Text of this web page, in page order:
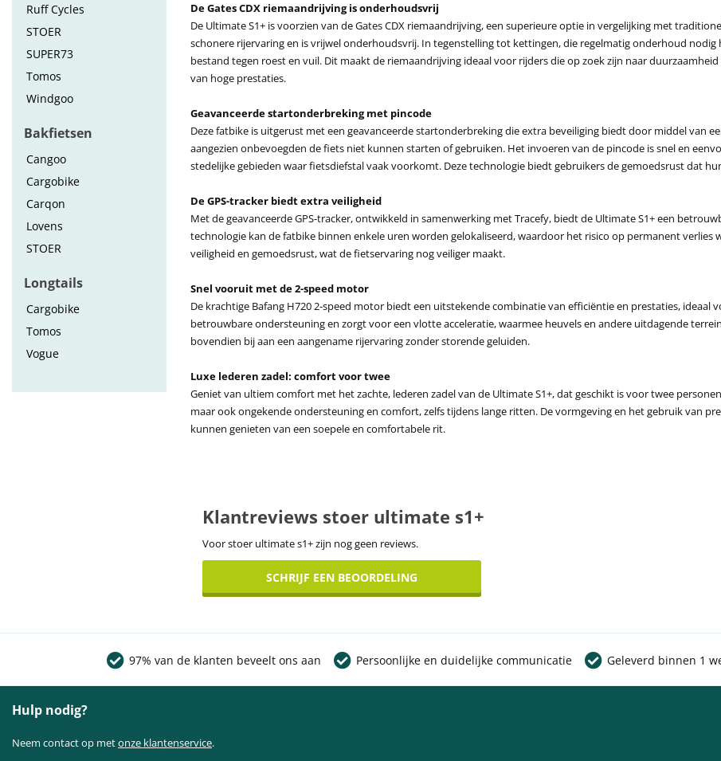
Ruff Cycles
STOER
SUPER73
Tomos
Windgoo
Bakfietsen
Cangoo
Cargobike
Carqon
Lovens
STOER
Longtails
Cargobike
Tomos
Vogue
De Gates CDX riemaandrijving is onderhoudsvrij
De Ultimate S1+ is voorzien van de Gates CDX riemaandrijving, een superieure optie in vergelijking met
schonere rijervaring en is vrijwel onderhoudsvrij. In tegenstelling tot kettingen, die regelmatig onderhoud nodig
bestand tegen roest en vuil. Dit maakt de riemaandrijving ideaal voor rijders die op zoek zijn naar
van hoge prestaties.
Geavanceerde startonderbreking met pincode
Deze fatbike is uitgerust met een geavanceerde startonderbreking die extra beveiliging biedt door middel van
aangezien onbevoegden de fiets niet kunnen starten of gebruiken. Het invoeren van de pincode is snel en
stedelijke gebieden waar fietsdiefstal vaak voorkomt. Deze technologie biedt gebruikers de gemoedsrust dat
De GPS-tracker biedt extra veiligheid
Met de geavanceerde GPS-tracker, ontwikkeld in samenwerking met Tracefy, biedt de Ultimate S1+ een
technologie kan de fatbike binnen enkele uren worden gelokaliseerd, waardoor het risico op permanent
veiligheid en gemoedsrust, wat de fietservaring nog veiliger maakt.
Snel vooruit met de 2-speed motor
De krachtige Bafang H720 2-speed motor biedt een uitstekende combinatie van efficiëntie en prestaties,
betrouwbare ondersteuning en zorgt voor een vlotte acceleratie, waarmee heuvels en andere uitdagende
bovendien bij aan een aangename rijervaring zonder storende geluiden.
Luxe lederen zadel: comfort voor twee
Geniet van ultiem comfort met het zachte, lederen zadel van de Ultimate S1+, dat geschikt is voor twee
maar ook ongekende ondersteuning en comfort, zelfs tijdens lange ritten. De vormgeving en het gebruik van
kunnen genieten van een soepele en comfortabele rit.
Klantreviews stoer ultimate s1+
Voor stoer ultimate s1+ zijn nog geen reviews.
SCHRIJF EEN BEOORDELING
97% van de klanten beveelt ons aan Persoonlijke en duidelijke communicatie Geleverd binnen 1
Hulp nodig?
Neem contact op metonze klantenservice.